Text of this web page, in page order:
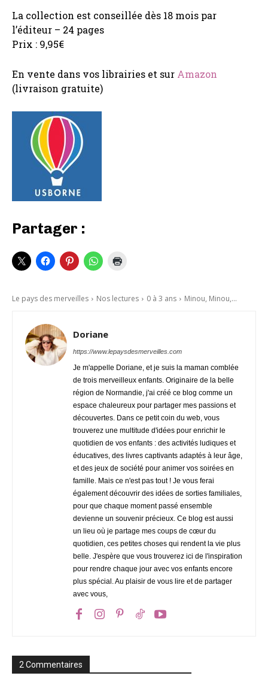
La collection est conseillée dès 18 mois par
l’éditeur – 24 pages
Prix : 9,95€
En vente dans vos librairies et sur Amazon
(livraison gratuite)
Partager :
Le pays des merveilles Nos lectures 0 à 3 ans Minou, Minou,...
Doriane
https://www.lepaysdesmerveilles.com
Je m'appelle Doriane, et je suis la maman comblée
de trois merveilleux enfants. Originaire de la belle
région de Normandie, j'ai créé ce blog comme un
espace chaleureux pour partager mes passions et
découvertes. Dans ce petit coin du web, vous
trouverez une multitude d'idées pour enrichir le
quotidien de vos enfants : des activités ludiques et
éducatives, des livres captivants adaptés à leur âge,
et des jeux de société pour animer vos soirées en
famille. Mais ce n'est pas tout ! Je vous ferai
également découvrir des idées de sorties familiales,
pour que chaque moment passé ensemble
devienne un souvenir précieux. Ce blog est aussi
un lieu où je partage mes coups de cœur du
quotidien, ces petites choses qui rendent la vie plus
belle. J'espère que vous trouverez ici de l'inspiration
pour rendre chaque jour avec vos enfants encore
plus spécial. Au plaisir de vous lire et de partager
avec vous,
2 Commentaires